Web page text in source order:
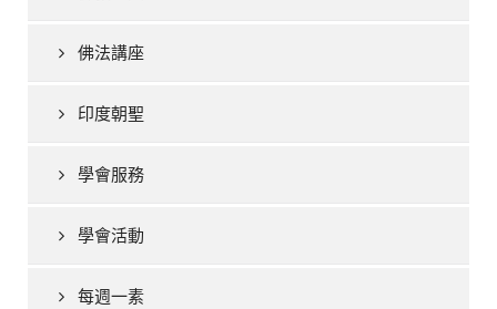
佛法講座
印度朝聖
學會服務
學會活動
每週一素